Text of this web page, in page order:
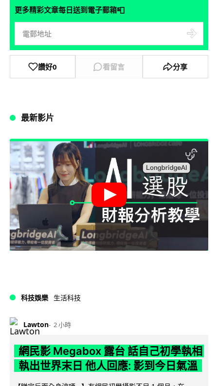
更多精彩文章每日送到電子郵箱📮
讚好0 看留言 分享
最新影片
科技娛樂 生活科技
Lawton 2 小時
網民影 Megabox 露台 話自己初學執相
執出世界末日 他人回應: 影到今日氣溫